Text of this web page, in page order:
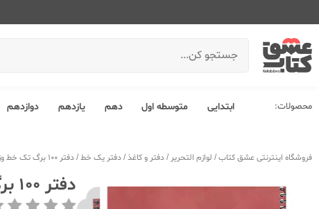
محصولات: ابتدایی متوسطه اول دهم یازدهم دوازدهم
فروشگاه اینترنتی عشق کتاب/ لوازم التحریر /دفتر و کاغذ/دفتر یک خط/دفتر 100 برگ تک خط وزیری سیمی الیپون 2373105
دفتر 100 برگ تک خط وزیری سیمی الیپون 2373105